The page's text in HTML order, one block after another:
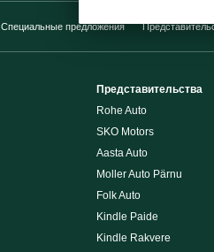
Специальные предложения
Представительства
Rohe Auto
SKO Motors
Aasta Auto
Moller Auto Pärnu
Folk Auto
Kindle Paide
Kindle Rakvere